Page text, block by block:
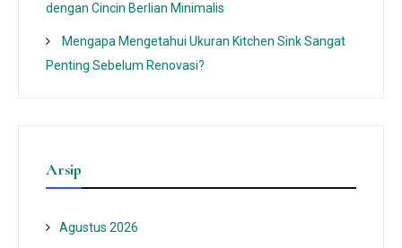
dengan Cincin Berlian Minimalis
Mengapa Mengetahui Ukuran Kitchen Sink Sangat
Penting Sebelum Renovasi?
Arsip
Agustus 2026